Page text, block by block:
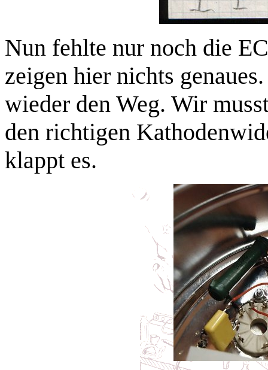
Nun fehlte nur noch die
zeigen hier nichts
wieder den Weg. Wir
den richtigen
klappt es.